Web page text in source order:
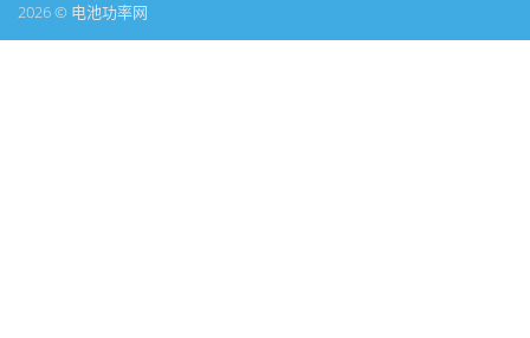
2026 © 电池功率网